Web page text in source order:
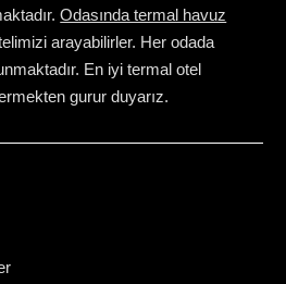
Odasında termal havuz
arayabilirler. Her odada
En iyi termal otel
gurur duyarız.